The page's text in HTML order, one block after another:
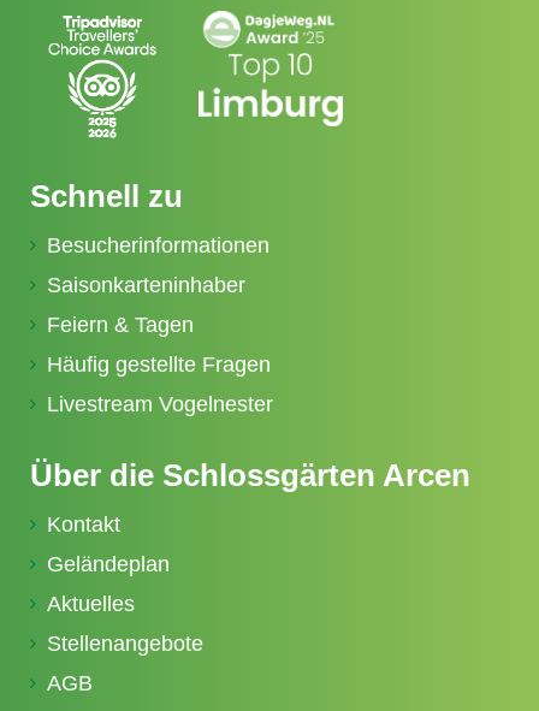
Schnell zu
Besucherinformationen
Saisonkarteninhaber
Feiern & Tagen
Häufig gestellte Fragen
Livestream Vogelnester
Über die Schlossgärten Arcen
Kontakt
Geländeplan
Aktuelles
Stellenangebote
AGB